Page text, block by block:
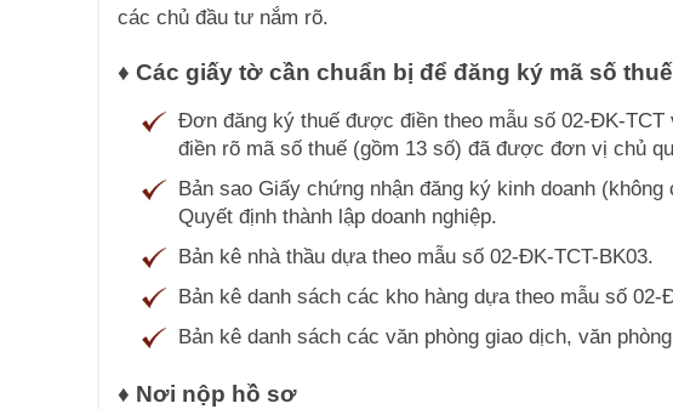
các chủ đầu tư nắm rõ.
♦ Các giấy tờ cần chuẩn bị để đăng ký mã số
Đơn đăng ký thuế được điền theo mẫu số 02-ĐK-
điền rõ mã số thuế (gồm 13 số) đã được đơn vị chủ
Bản sao Giấy chứng nhận đăng ký kinh doanh
Quyết định thành lập doanh nghiệp.
Bản kê nhà thầu dựa theo mẫu số 02-ĐK-TCT-BK03.
Bản kê danh sách các kho hàng dựa theo mẫu số 02-
Bản kê danh sách các văn phòng giao dịch, văn
♦ Nơi nộp hồ sơ